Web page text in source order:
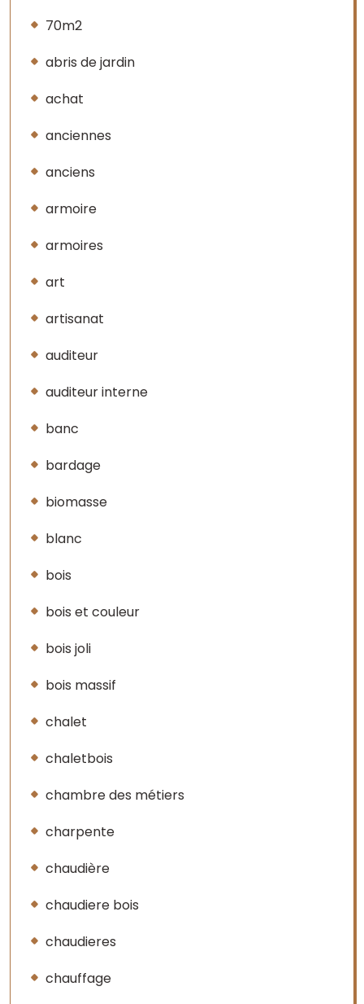
70m2
abris de jardin
achat
anciennes
anciens
armoire
armoires
art
artisanat
auditeur
auditeur interne
banc
bardage
biomasse
blanc
bois
bois et couleur
bois joli
bois massif
chalet
chaletbois
chambre des métiers
charpente
chaudière
chaudiere bois
chaudieres
chauffage